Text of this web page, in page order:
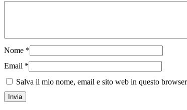
Nome *
Email *
Salva il mio nome, email e sito web in questo